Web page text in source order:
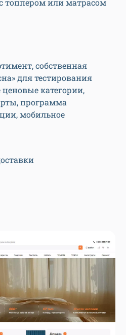
топпером или матрасом
собственная
для тестирования
категории,
программа
мобильное